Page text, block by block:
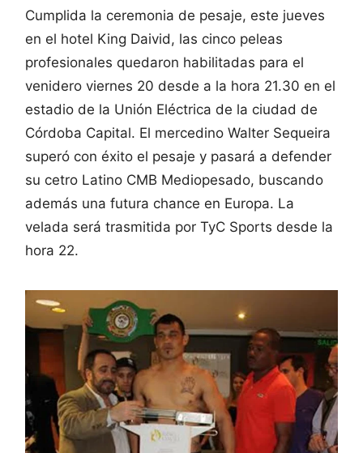
Cumplida la ceremonia de pesaje, este jueves
en el hotel King Daivid, las cinco peleas
profesionales quedaron habilitadas para el
venidero viernes 20 desde a la hora 21.30 en el
estadio de la Unión Eléctrica de la ciudad de
Córdoba Capital. El mercedino Walter Sequeira
superó con éxito el pesaje y pasará a defender
su cetro Latino CMB Mediopesado, buscando
además una futura chance en Europa. La
velada será trasmitida por TyC Sports desde la
hora 22.